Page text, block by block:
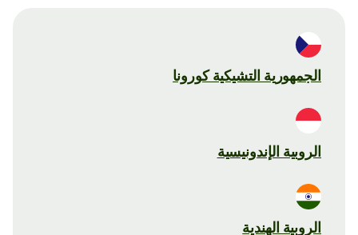
الجمهورية التشيكية كورونا
الروبية الإندونيسية
الروبية الهندية